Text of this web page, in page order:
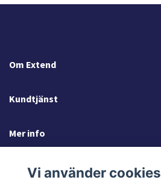
Om Extend
Kundtjänst
Mer info
Sociala medier
Vi använder cookies